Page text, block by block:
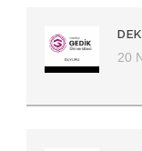
20